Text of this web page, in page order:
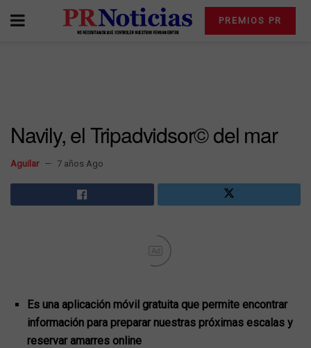
PREMIOS PR
Navily, el Tripadvidsor© del mar
Aguilar 7 años Ago
Ad
Es una aplicación móvil gratuita que permite encontrar
información para preparar nuestras próximas escalas y
reservar amarres online